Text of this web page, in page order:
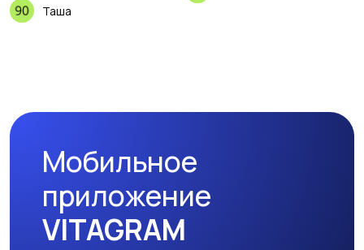
Таша
Мобильное
приложение
VITAGRAM